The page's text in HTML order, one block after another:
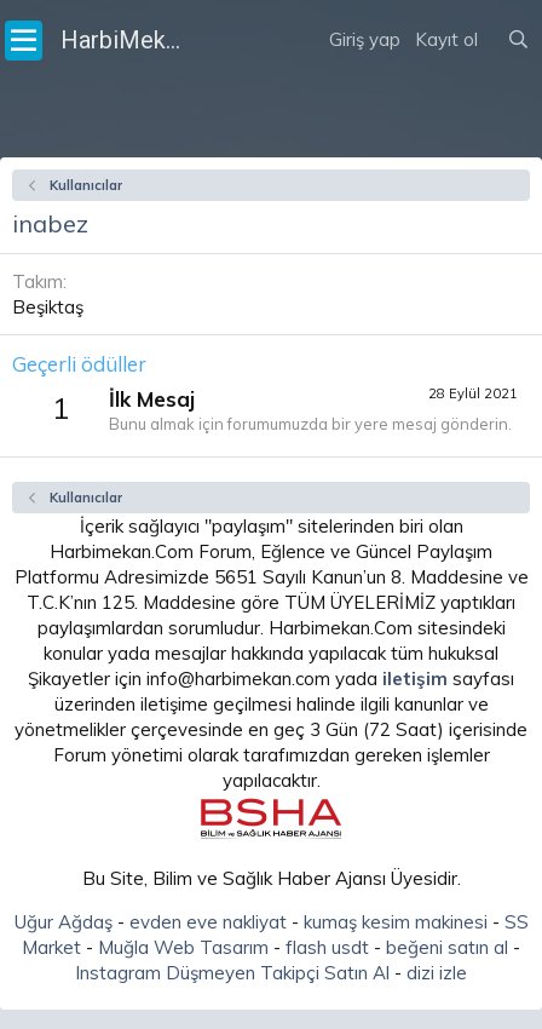
HarbiMekân Giriş yap Kayıt ol
Kullanıcılar
inabez
Takım
Beşiktaş
Geçerli ödüller
1 28 Eylül 2021
İlk Mesaj
Bunu almak için forumumuzda bir yere mesaj gönderin.
Kullanıcılar
İçerik sağlayıcı "paylaşım" sitelerinden biri olan
Harbimekan.Com Forum, Eğlence ve Güncel Paylaşım
Platformu Adresimizde 5651 Sayılı Kanun’un 8. Maddesine ve
T.C.K’nın 125. Maddesine göre TÜM ÜYELERİMİZ yaptıkları
paylaşımlardan sorumludur. Harbimekan.Com sitesindeki
konular yada mesajlar hakkında yapılacak tüm hukuksal
Şikayetler için info@harbimekan.com yada iletişim sayfası
üzerinden iletişime geçilmesi halinde ilgili kanunlar ve
yönetmelikler çerçevesinde en geç 3 Gün (72 Saat) içerisinde
Forum yönetimi olarak tarafımızdan gereken işlemler
yapılacaktır.
Bu Site, Bilim ve Sağlık Haber Ajansı Üyesidir.
Uğur Ağdaş- evden eve nakliyat- kumaş kesim makinesi - SS
Market - Muğla Web Tasarım - flash usdt - beğeni satın al -
Instagram Düşmeyen Takipçi Satın Al - dizi izle